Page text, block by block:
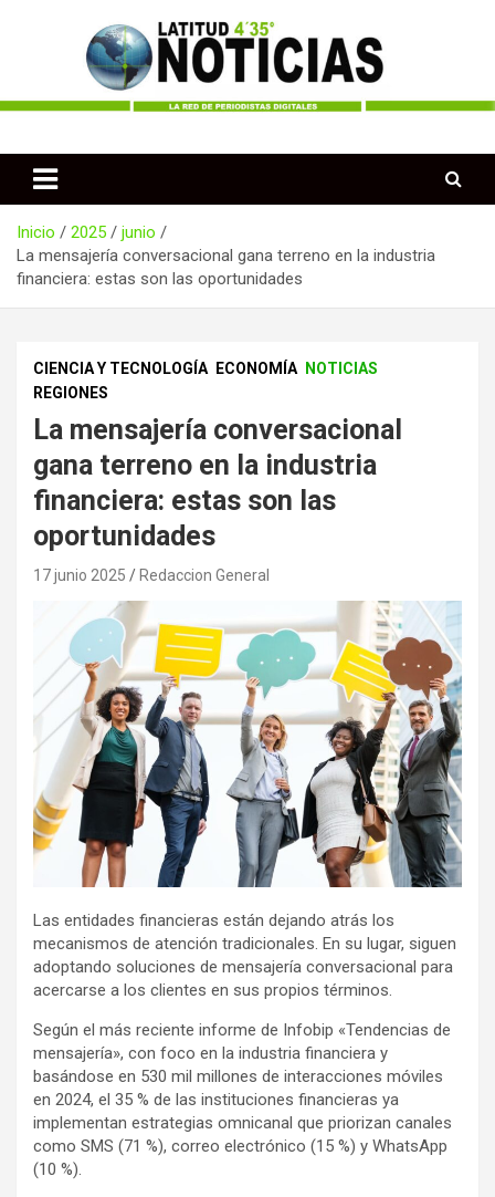
Latitud 435 Noticias
Inicio 2025
junio
La mensajería conversacional gana terreno en la industria
financiera: estas son las oportunidades
CIENCIA Y TECNOLOGÍA ECONOMÍA
NOTICIAS
REGIONES
La mensajería conversacional
gana terreno en la industria
financiera: estas son las
oportunidades
17 junio 2025 Redaccion General
Las entidades financieras están dejando atrás los
mecanismos de atención tradicionales. En su lugar, siguen
adoptando soluciones de mensajería conversacional para
acercarse a los clientes en sus propios términos.
Según el más reciente informe de Infobip «Tendencias de
mensajería», con foco en la industria financiera y
basándose en 530 mil millones de interacciones móviles
en 2024, el 35 % de las instituciones financieras ya
implementan estrategias omnicanal que priorizan canales
como SMS (71 %), correo electrónico (15 %) y WhatsApp
(10 %).